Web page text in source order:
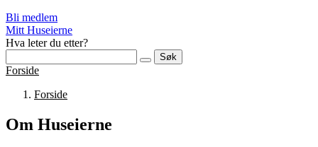
Bli medlem
Mitt Huseierne
Hva leter du etter?
Søk
Forside
Forside
Om Huseierne